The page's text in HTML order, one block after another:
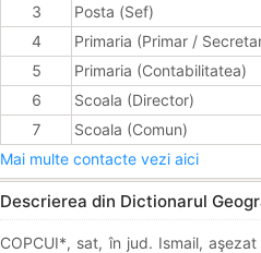
3
Posta (Sef)
4
Primaria (Primar /
5
Primaria (Contabilitatea)
6
Scoala (Director)
7
Scoala (Comun)
Mai multe contacte vezi aici
Descrierea din Dictionarul
COPCUI*, sat, în jud. Ismail,